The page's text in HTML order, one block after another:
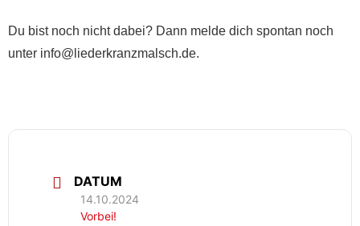
Du bist noch nicht dabei? Dann melde dich spontan noch
unter info@liederkranzmalsch.de.
DATUM
14.10.2024
Vorbei!